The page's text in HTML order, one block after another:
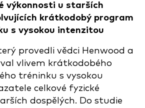
výkonnosti u starších
krátkodobý program
s vysokou intenzitou
provedli vědci Henwood a
vlivem krátkodobého
tréninku s vysokou
celkové fyzické
dospělých. Do studie